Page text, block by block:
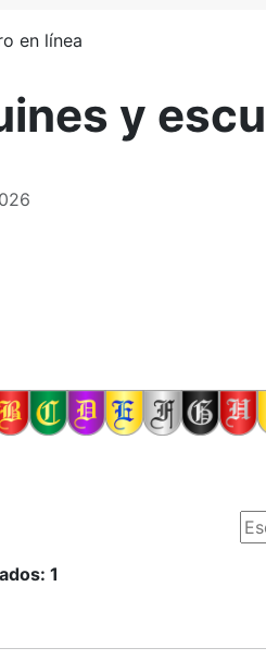
en línea
y
1